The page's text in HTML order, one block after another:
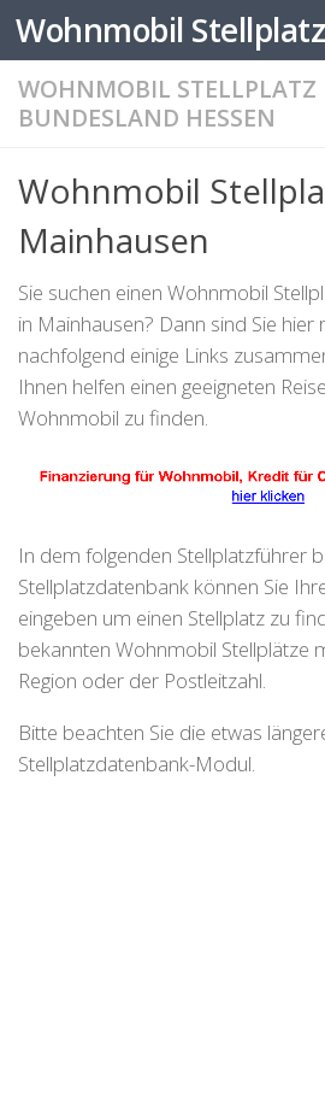
Zum Inhalt springen
WOHNMOBIL STELLPLATZ
BUNDESLAND HESSEN
Wohnmobil
Mainhausen
Sie suchen einen Wohnmobil
in Mainhausen? Dann sind Sie hier
nachfolgend einige Links
Ihnen helfen einen geeigneten
Wohnmobil zu finden.
In dem folgenden Stellplatzführer
Stellplatzdatenbank können Sie
eingeben um einen Stellplatz zu
bekannten Wohnmobil Stellplätze
Region oder der Postleitzahl.
Bitte beachten Sie die etwas
Stellplatzdatenbank-Modul.